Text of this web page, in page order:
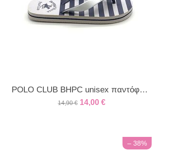
POLO CLUB BHPC unisex παντόφλα λευκή ρίγα
14,90 € 14,00 €
– 38%